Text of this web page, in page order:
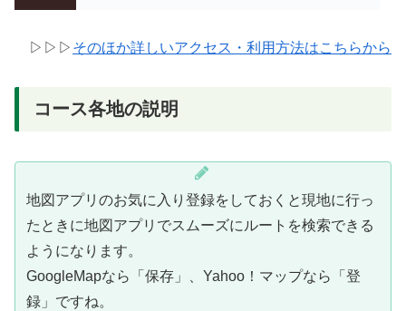
▷▷▷ そのほか詳しいアクセス・利用方法はこちらから
コース各地の説明
地図アプリのお気に入り登録をしておくと現地に行っ
たときに地図アプリでスムーズにルートを検索できる
ようになります。
GoogleMapなら「保存」、Yahoo！マップなら「登
録」ですね。